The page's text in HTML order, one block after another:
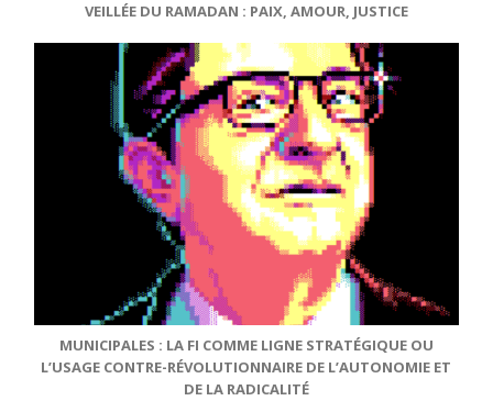
VEILLÉE DU RAMADAN : PAIX, AMOUR, JUSTICE
MUNICIPALES : LA FI COMME LIGNE STRATÉGIQUE OU
L’USAGE CONTRE-RÉVOLUTIONNAIRE DE L’AUTONOMIE ET
DE LA RADICALITÉ